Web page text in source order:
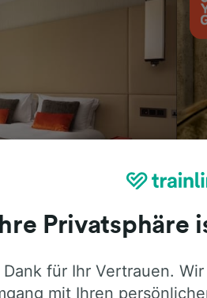
Ihre Privatsphäre
für Ihr Vertrauen.
mit Ihren